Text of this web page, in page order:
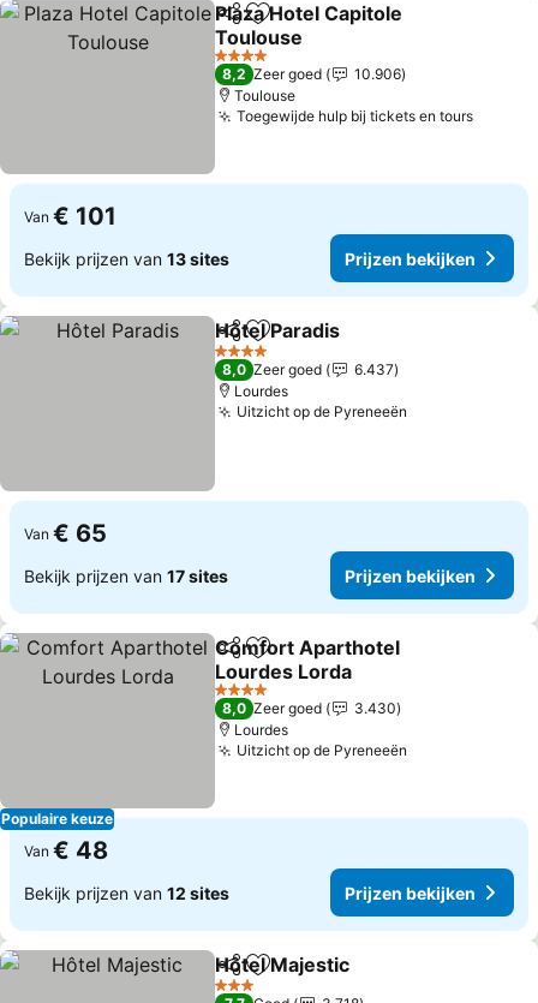
DelenToevoegen aan favorieten
Plaza Hotel Capitole
Toulouse
Prijzen bekijken
4 Sterren
8,2 Zeer goed
10.906
Toulouse
Toegewijde hulp bij tickets en tours
Van € 101
Bekijk prijzen van 13 sites Prijzen bekijken
DelenToevoegen aan favorieten
Hôtel Paradis
4 Sterren
8,0 Zeer goed
6.437
Lourdes
Uitzicht op de Pyreneeën
Van € 65
Bekijk prijzen van 17 sites Prijzen bekijken
Populaire keuze
DelenToevoegen aan favorieten
Comfort Aparthotel
Lourdes Lorda
Prijzen bekijken
4 Sterren
8,0 Zeer goed
3.430
Lourdes
Uitzicht op de Pyreneeën
Van € 48
Bekijk prijzen van 12 sites Prijzen bekijken
DelenToevoegen aan favorieten
Hôtel Majestic
3 Sterren